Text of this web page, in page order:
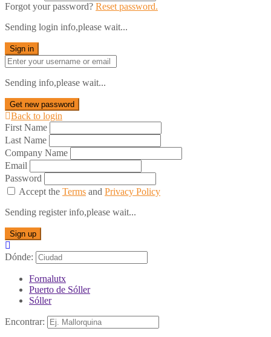
Forgot your password? Reset password.
Sending login info,please wait...
Sign in
Sending info,please wait...
Get new password
Back to login
First Name
Last Name
Company Name
Email
Password
Accept the Terms and Privacy Policy
Sending register info,please wait...
Sign up
Dónde:
Fornalutx
Puerto de Sóller
Sóller
Encontrar: